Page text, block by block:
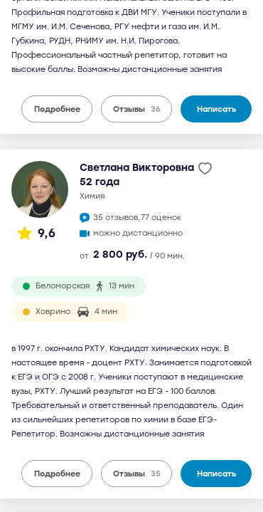
Профильная подготовка к ДВИ МГУ. Ученики поступали в
МГМУ им. И.М. Сеченова, РГУ нефти и газа им. И.М.
Губкина, РУДН, РНИМУ им. Н.И. Пирогова.
Профессиональный частный репетитор, готовит на
высокие баллы. Возможны дистанционные занятия
Подробнее Отзывы 36 Написать
9,6
Светлана Викторовна
52 года
химия
35 отзывов,77 оценок
можно дистанционно
от 2 800 руб. / 90 мин.
Беломорская 13 мин
Ховрино 4 мин
в 1997 г. окончила РХТУ. Кандидат химических наук. В
настоящее время - доцент РХТУ. Занимается подготовкой
к ЕГЭ и ОГЭ с 2008 г. Ученики поступают в медицинские
вузы, РХТУ. Лучший результат на ЕГЭ - 100 баллов.
Требовательный и ответственный преподаватель. Один
из сильнейших репетиторов по химии в базе ЕГЭ-
Репетитор. Возможны дистанционные занятия
Подробнее Отзывы 35 Написать